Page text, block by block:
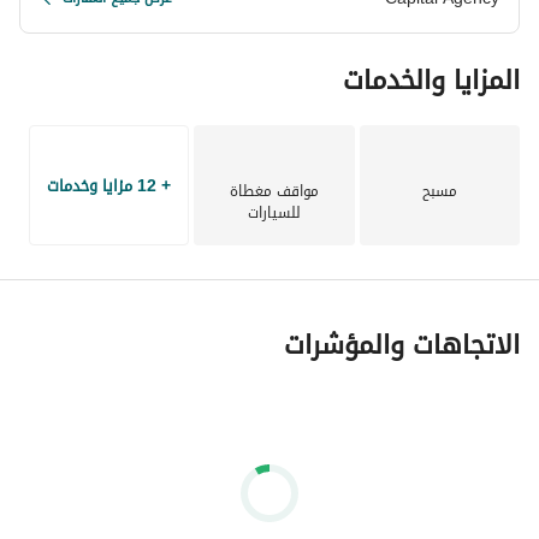
• ساونا وجيم وجاكوزي .
المزايا والخدمات
مسبح مواقف مغطاة
للسيارات
+ 12 مزايا وخدمات
الاتجاهات والمؤشرات